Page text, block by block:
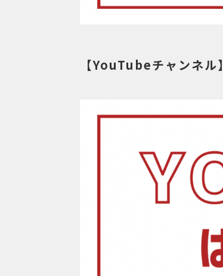
【YouTubeチャンネル】